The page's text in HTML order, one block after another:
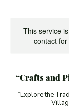
This service
contact
“Crafts and
“Explore the